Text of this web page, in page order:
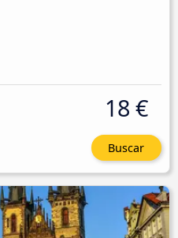
18 €
Buscar